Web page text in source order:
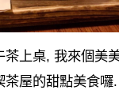
茶上桌, 我來個美
茶屋的甜點美食囉.